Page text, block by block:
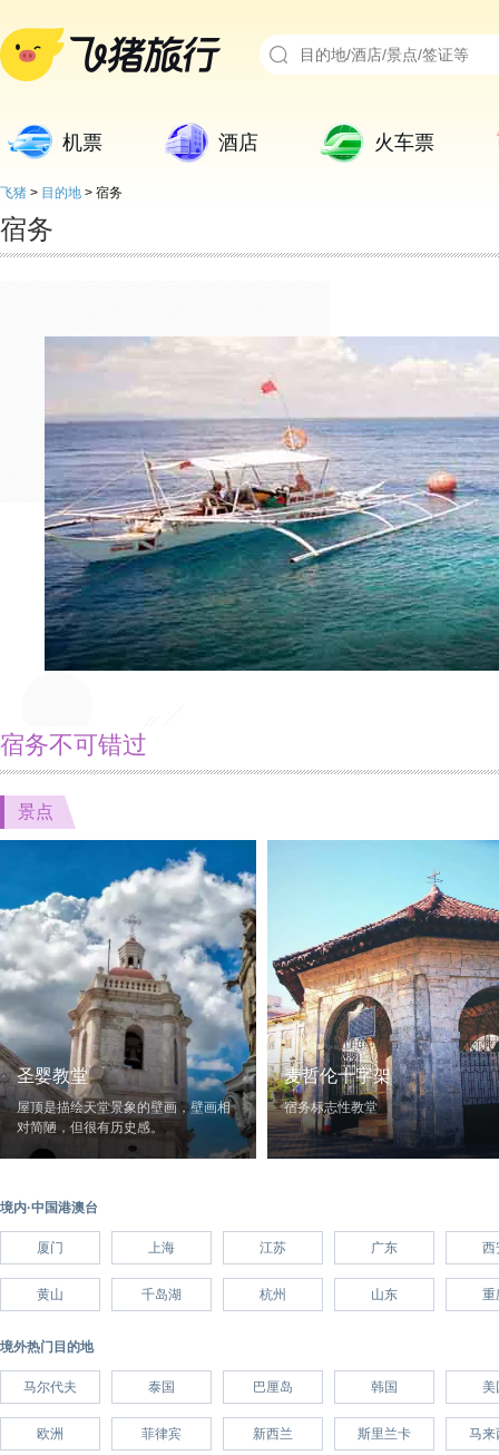
机票 酒店 火车票
飞猪 > 目的地 > 宿务
宿务
宿务不可错过
景点
圣婴教堂
屋顶是描绘天堂景象的壁画，壁画相
对简陋，但很有历史感。
麦哲伦十字架
宿务标志性教堂
境内·中国港澳台
厦门 上海 江苏 广东 西
黄山 千岛湖 杭州 山东 重
境外热门目的地
马尔代夫 泰国 巴厘岛 韩国 美
欧洲 菲律宾 新西兰 斯里兰卡 马来